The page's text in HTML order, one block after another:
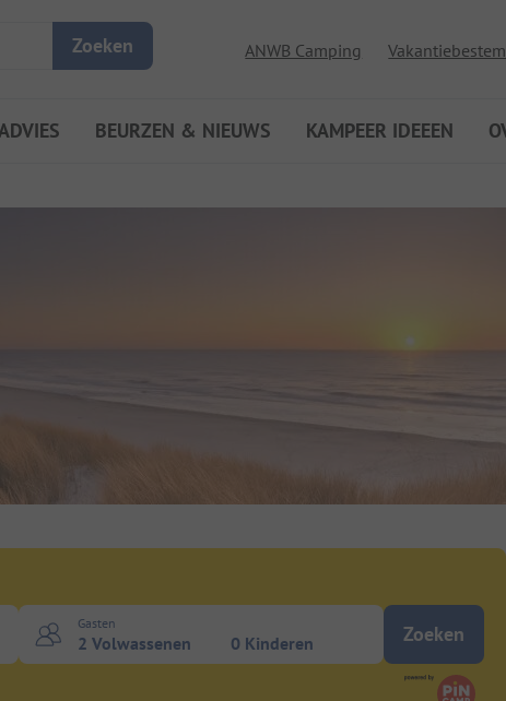
Zoeken ANWB Camping
BEURZEN & NIEUWS KAMPEER IDEEEN
Gasten
2 Volwassenen 0 Kinderen Zoeken